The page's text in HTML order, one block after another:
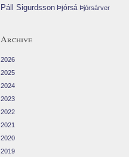
Páll Sigurdsson Þjórsá Þjórsárver
Archive
2026
2025
2024
2023
2022
2021
2020
2019